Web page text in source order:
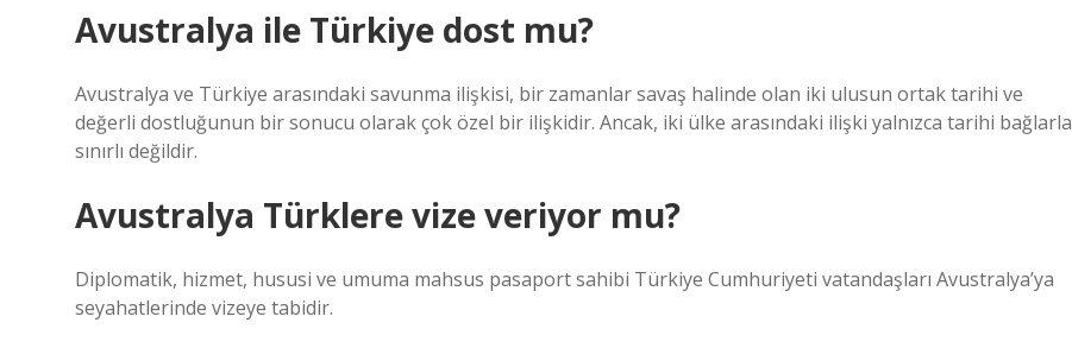
Avustralya ile Türkiye dost mu?
Avustralya ve Türkiye arasındaki savunma ilişkisi, bir zamanlar savaş halinde olan iki ulusun ortak tarihi ve
değerli dostluğunun bir sonucu olarak çok özel bir ilişkidir. Ancak, iki ülke arasındaki ilişki yalnızca tarihi bağlarla
sınırlı değildir.
Avustralya Türklere vize veriyor mu?
Diplomatik, hizmet, hususi ve umuma mahsus pasaport sahibi Türkiye Cumhuriyeti vatandaşları Avustralya’ya
seyahatlerinde vizeye tabidir.